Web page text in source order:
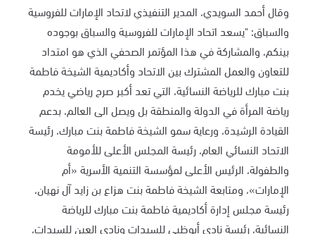
وقال أحمد السويدي، المدير التنفيذي لاتحاد الإمارات للفروسية
والسباق: "يسعد اتحاد الإمارات للفروسية والسباق بوجوده
بينكم، والمشاركة في هذا المؤتمر الصحفي الذي هو امتداد
للتعاون والعمل المشترك بين الاتحاد وأكاديمية الشيخة فاطمة
بنت مبارك للرياضة النسائية، التي تعد أكبر صرح رياضي يخدم
رياضة المرأة في الدولة والمنطقة بل ويصل الى العالم، بدعم
القيادة الرشيدة، ورعاية سمو الشيخة فاطمة بنت مبارك، رئيسة
الاتحاد النسائي العام، رئيسة المجلس الأعلى للأمومة
والطفولة، الرئيس الأعلى لمؤسسة التنمية الأسرية «أم
الإمارات»، ومتابعة الشيخة فاطمة بنت هزاع بن زايد آل نهيان،
رئيسة مجلس إدارة أكاديمية فاطمة بنت مبارك للرياضة
النسائية، رئيسة نادي أبوظبي للسيدات ونادي العين للسيدات،